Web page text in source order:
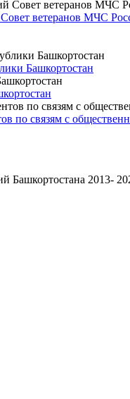
ветеранов МЧС
Башкортостан
по связям с
Башкортостана 2013-